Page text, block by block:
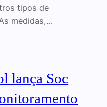
tipos de
medidas,…
lança Soc